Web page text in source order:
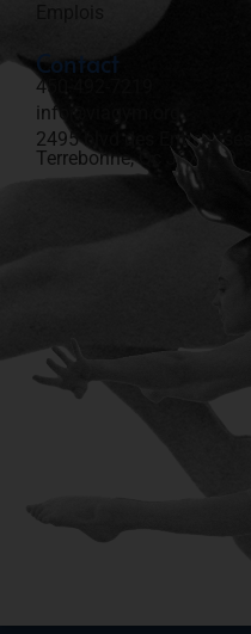
Contact
450-492-7219​
info@viagym.org
2495 blvd des Entreprises
Terrebonne, Qc J6X 4J9